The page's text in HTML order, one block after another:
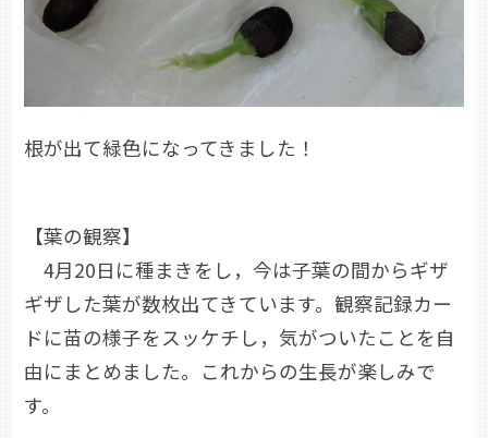
根が出て緑色になってきました！
【葉の観察】
4月20日に種まきをし，今は子葉の間からギザ
ギザした葉が数枚出てきています。観察記録カー
ドに苗の様子をスッケチし，気がついたことを自
由にまとめました。これからの生長が楽しみで
す。